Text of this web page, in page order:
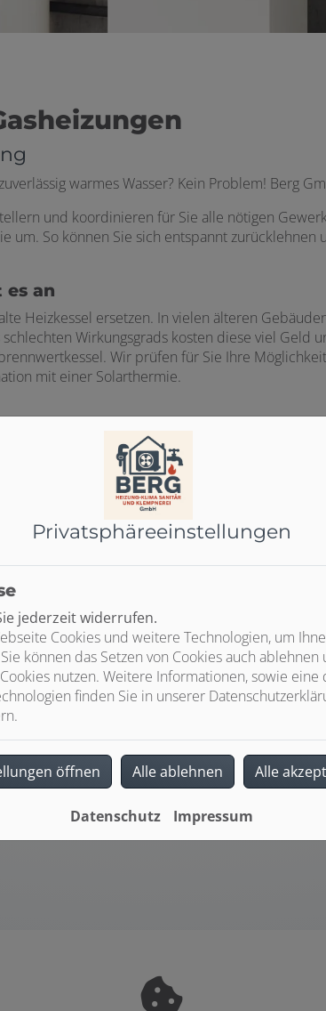
warmes Wasser? Kein Problem! Berg
und koordinieren für Sie alle nötigen
um. So können Sie sich entspannt zurücklehnen
es an
Heizkessel ersetzen. In vielen älteren
Wirkungsgrads kosten diese viel Geld
Wir prüfen für Sie Ihre
mit einer Solarthermie.
Qualität vom Fachmann
Markenprodukte führender Hersteller
Sie profitieren von umfassenden Garantie-
und Serviceleistungen
Instandhaltung und Reparatur
Privatsphäre­einstellungen
jederzeit widerrufen.
Cookies und weitere Technologien, um
können das Setzen von Cookies auch
nutzen. Weitere Informationen, sowie
finden Sie in unserer
öffnen Alle ablehnen Alle
Datenschutz Impressum